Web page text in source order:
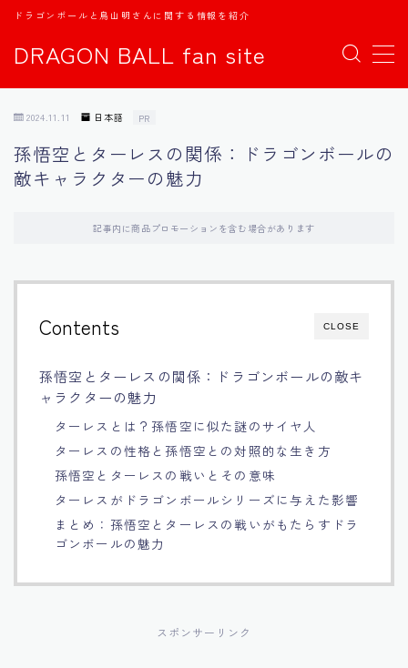
DRAGON BALL fan site
ドラゴンボールと鳥山明さんに関する情報を紹介
MENU
日本語
中文
Español
اللغة العربية
Français
Bahasa Indonesia
Português
2024.11.11 日本語 PR
孫悟空とターレスの関係：ドラゴンボールの
敵キャラクターの魅力
記事内に商品プロモーションを含む場合があります
CLOSE
Contents
孫悟空とターレスの関係：ドラゴンボールの敵キ
ャラクターの魅力
ターレスとは？孫悟空に似た謎のサイヤ人
ターレスの性格と孫悟空との対照的な生き方
孫悟空とターレスの戦いとその意味
ターレスがドラゴンボールシリーズに与えた影響
まとめ：孫悟空とターレスの戦いがもたらすドラ
ゴンボールの魅力
スポンサーリンク